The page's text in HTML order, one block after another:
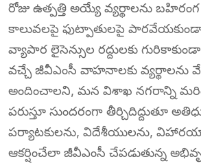
రోజు ఉత్పత్తి అయ్యే వ్యర్థాలను
కాలువలపై ఫుట్పాతులపై
వ్యాపార లైసెన్సుల రద్దులకు
వచ్చే జీవీఎంసీ వాహనాలకు వ్యర్థాలను
అందించాలని, మన విశాఖ నగరాన్ని
పరుస్తూ సుందరంగా తీర్చిదిద్దుతూ
పర్యాటకులను, విదేశీయులను,
ఆకర్షించేలా జీవీఎంసీ చేపడుతున్న